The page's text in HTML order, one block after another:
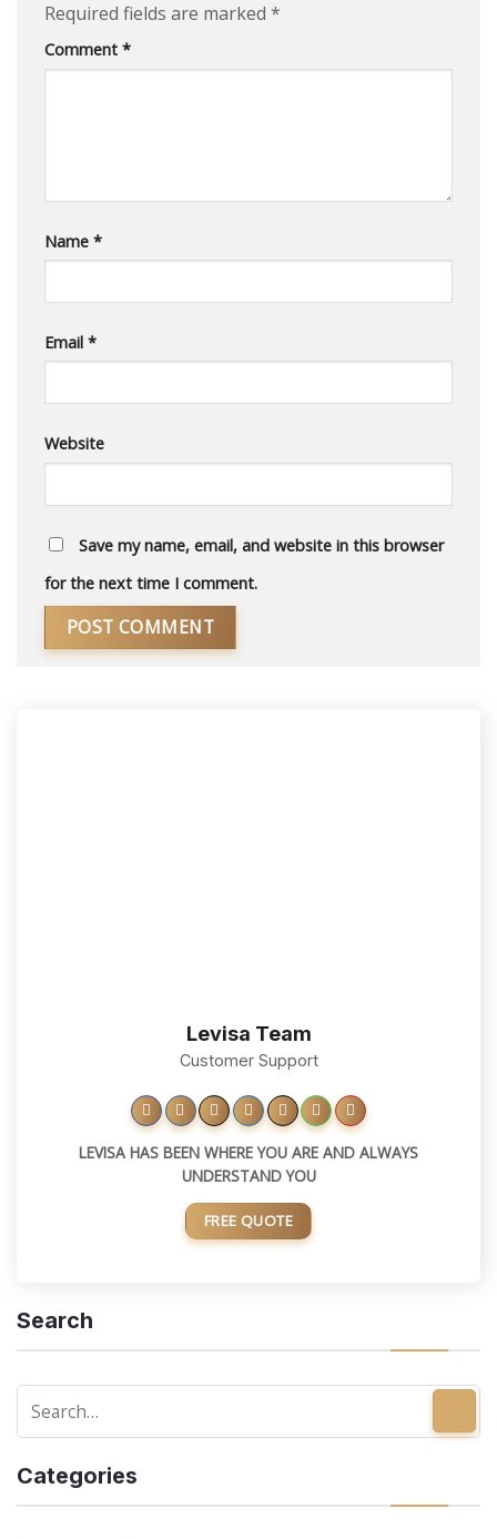
Required fields are marked *
Comment *
Name *
Email *
Website
Save my name, email, and website in this browser
for the next time I comment.
Levisa Team
Customer Support
LEVISA HAS BEEN WHERE YOU ARE AND ALWAYS
UNDERSTAND YOU
FREE QUOTE
Search
Categories